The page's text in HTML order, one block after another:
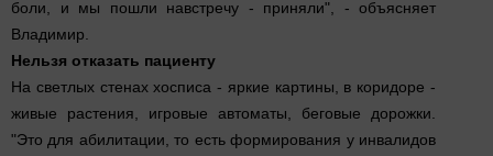
боли, и мы пошли навстречу - приняли", - объясняет
Владимир.
Нельзя отказать пациенту
На светлых стенах хосписа - яркие картины, в коридоре -
живые растения, игровые автоматы, беговые дорожки.
"Это для абилитации, то есть формирования у инвалидов